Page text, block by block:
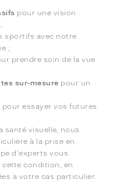
pour une vision
sportifs avec notre
;
prendre soin de la vue
sur-mesure pour un
essayer vos futures
santé visuelle, nous
à la prise en
d'experts vous
cette condition, en
à votre cas particulier.